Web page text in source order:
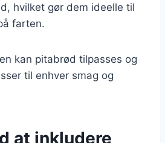
hvilket gør dem ideelle til
farten.
kan pitabrød tilpasses og
til enhver smag og
at inkludere